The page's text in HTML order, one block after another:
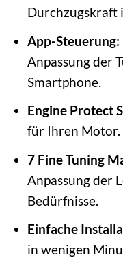
Durchzugskraft
App-Steuerung:
Anpassung der
Smartphone.
Engine Protect
für Ihren Motor.
7 Fine Tuning
Anpassung der
Bedürfnisse.
Einfache
in wenigen